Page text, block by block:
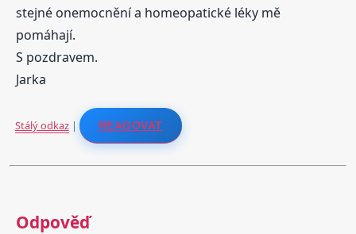
stejné onemocnění a homeopatické léky mě
pomáhají.
S pozdravem.
Jarka
Stálý odkaz| REAGOVAT
Odpověď